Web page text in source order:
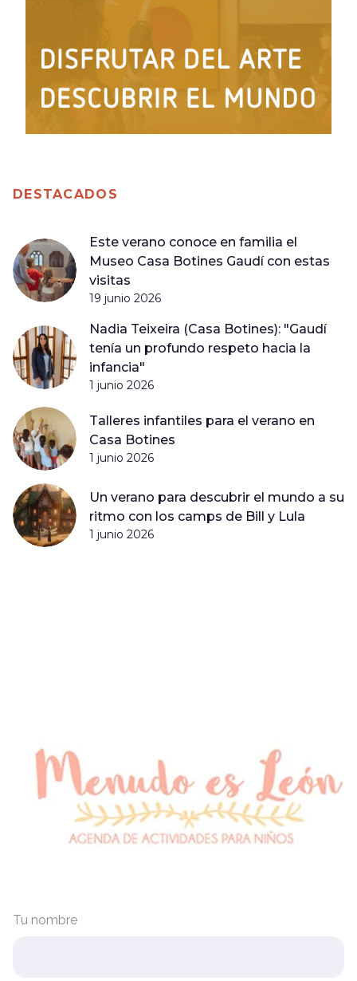
DESTACADOS
Este verano conoce en familia el
Museo Casa Botines Gaudí con estas
visitas
19 junio 2026
Nadia Teixeira (Casa Botines): "Gaudí
tenía un profundo respeto hacia la
infancia"
1 junio 2026
Talleres infantiles para el verano en
Casa Botines
1 junio 2026
Un verano para descubrir el mundo a su
ritmo con los camps de Bill y Lula
1 junio 2026
Tu nombre